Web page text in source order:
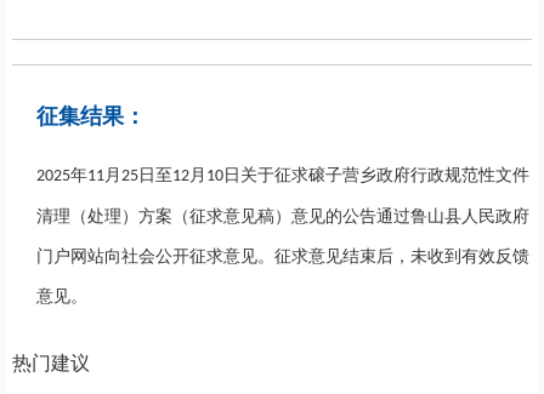
征集结果：
2025年11 月 25日至12 月 10日关于征求磙子营乡政府行政规范性文件
清理（处理）方案（征求意见稿）意见的公告通过鲁山县人民政府
门户网站向社会公开征求意见。征求意见结束后，未收到有效反馈
意见。
热门建议